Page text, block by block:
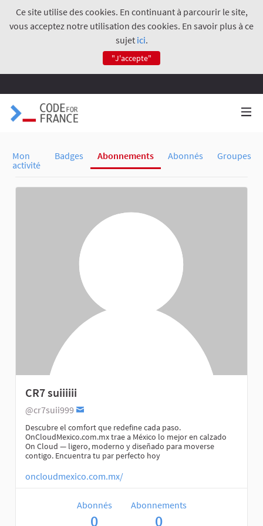
Ce site utilise des cookies. En continuant à parcourir le site,
vous acceptez notre utilisation des cookies. En savoir plus à ce
sujet ici.
"J'accepte"
Mon
activité
Badges Abonnements Abonnés Groupes
CR7 suiiiiii
@cr7suii999
Descubre el comfort que redefine cada paso.
OnCloudMexico.com.mx trae a México lo mejor en calzado
On Cloud — ligero, moderno y diseñado para moverse
contigo. Encuentra tu par perfecto hoy
oncloudmexico.com.mx/
Abonnés
0
Abonnements
0